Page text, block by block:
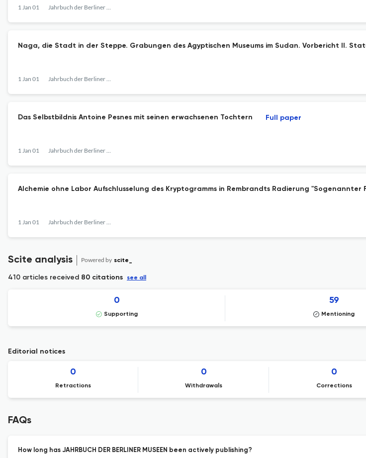
1 Jan 01 Jahrbuch der Berliner Museen
Naga, die Stadt in der Steppe. Grabungen des Agyptischen Museums im Sudan. Vorbericht II.
1 Jan 01 Jahrbuch der Berliner Museen
Das Selbstbildnis Antoine Pesnes mit seinen erwachsenen Tochtern
1 Jan 01 Jahrbuch der Berliner Museen
Full paper
Alchemie ohne Labor Aufschlusselung des Kryptogramms in Rembrandts Radierung "Sogenannter
1 Jan 01 Jahrbuch der Berliner Museen
Scite analysis Powered by scite_
410 articles received 80 citations see all
0
Supporting
59
Mentioning
Editorial notices
0
Retractions
0
Withdrawals
0
Corrections
FAQs
How long has JAHRBUCH DER BERLINER MUSEEN been actively publishing?